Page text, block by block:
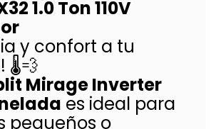
1.0 Ton 110V
y confort a tu
🌡️💨
Mirage Inverter
es ideal para
pequeños o